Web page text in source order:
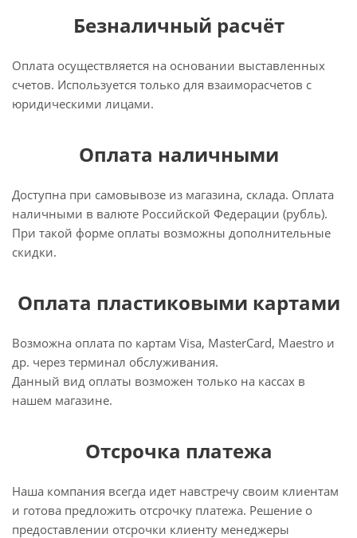
Безналичный расчёт
Оплата осуществляется на основании выставленных
счетов. Используется только для взаиморасчетов с
юридическими лицами.
Оплата наличными
Доступна при самовывозе из магазина, склада. Оплата
наличными в валюте Российской Федерации (рубль).
При такой форме оплаты возможны дополнительные
скидки.
Оплата пластиковыми картами
Возможна оплата по картам Visa, MasterCard, Maestro и
др. через терминал обслуживания.
Данный вид оплаты возможен только на кассах в
нашем магазине.
Отсрочка платежа
Наша компания всегда идет навстречу своим клиентам
и готова предложить отсрочку платежа. Решение о
предоставлении отсрочки клиенту менеджеры